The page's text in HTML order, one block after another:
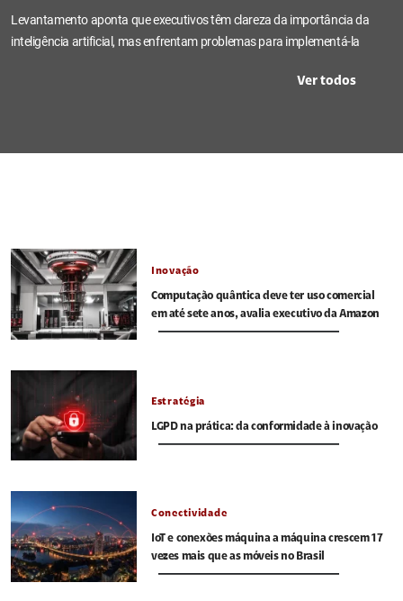
Levantamento aponta que executivos têm clareza da importância da
inteligência artificial, mas enfrentam problemas para implementá-la
Ver todos
Inovação
Computação quântica deve ter uso comercial
em até sete anos, avalia executivo da Amazon
Estratégia
LGPD na prática: da conformidade à inovação
Conectividade
IoT e conexões máquina a máquina crescem 17
vezes mais que as móveis no Brasil